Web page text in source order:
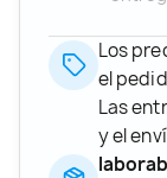
Los
el
Las
y el